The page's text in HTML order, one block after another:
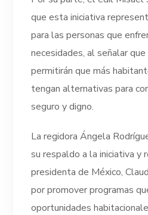
que esta iniciativa
para las personas que
necesidades, al señalar
permitirán que más
tengan alternativas para
seguro y digno.
La regidora Ángela
su respaldo a la iniciativa y
presidenta de México,
por promover programas
oportunidades